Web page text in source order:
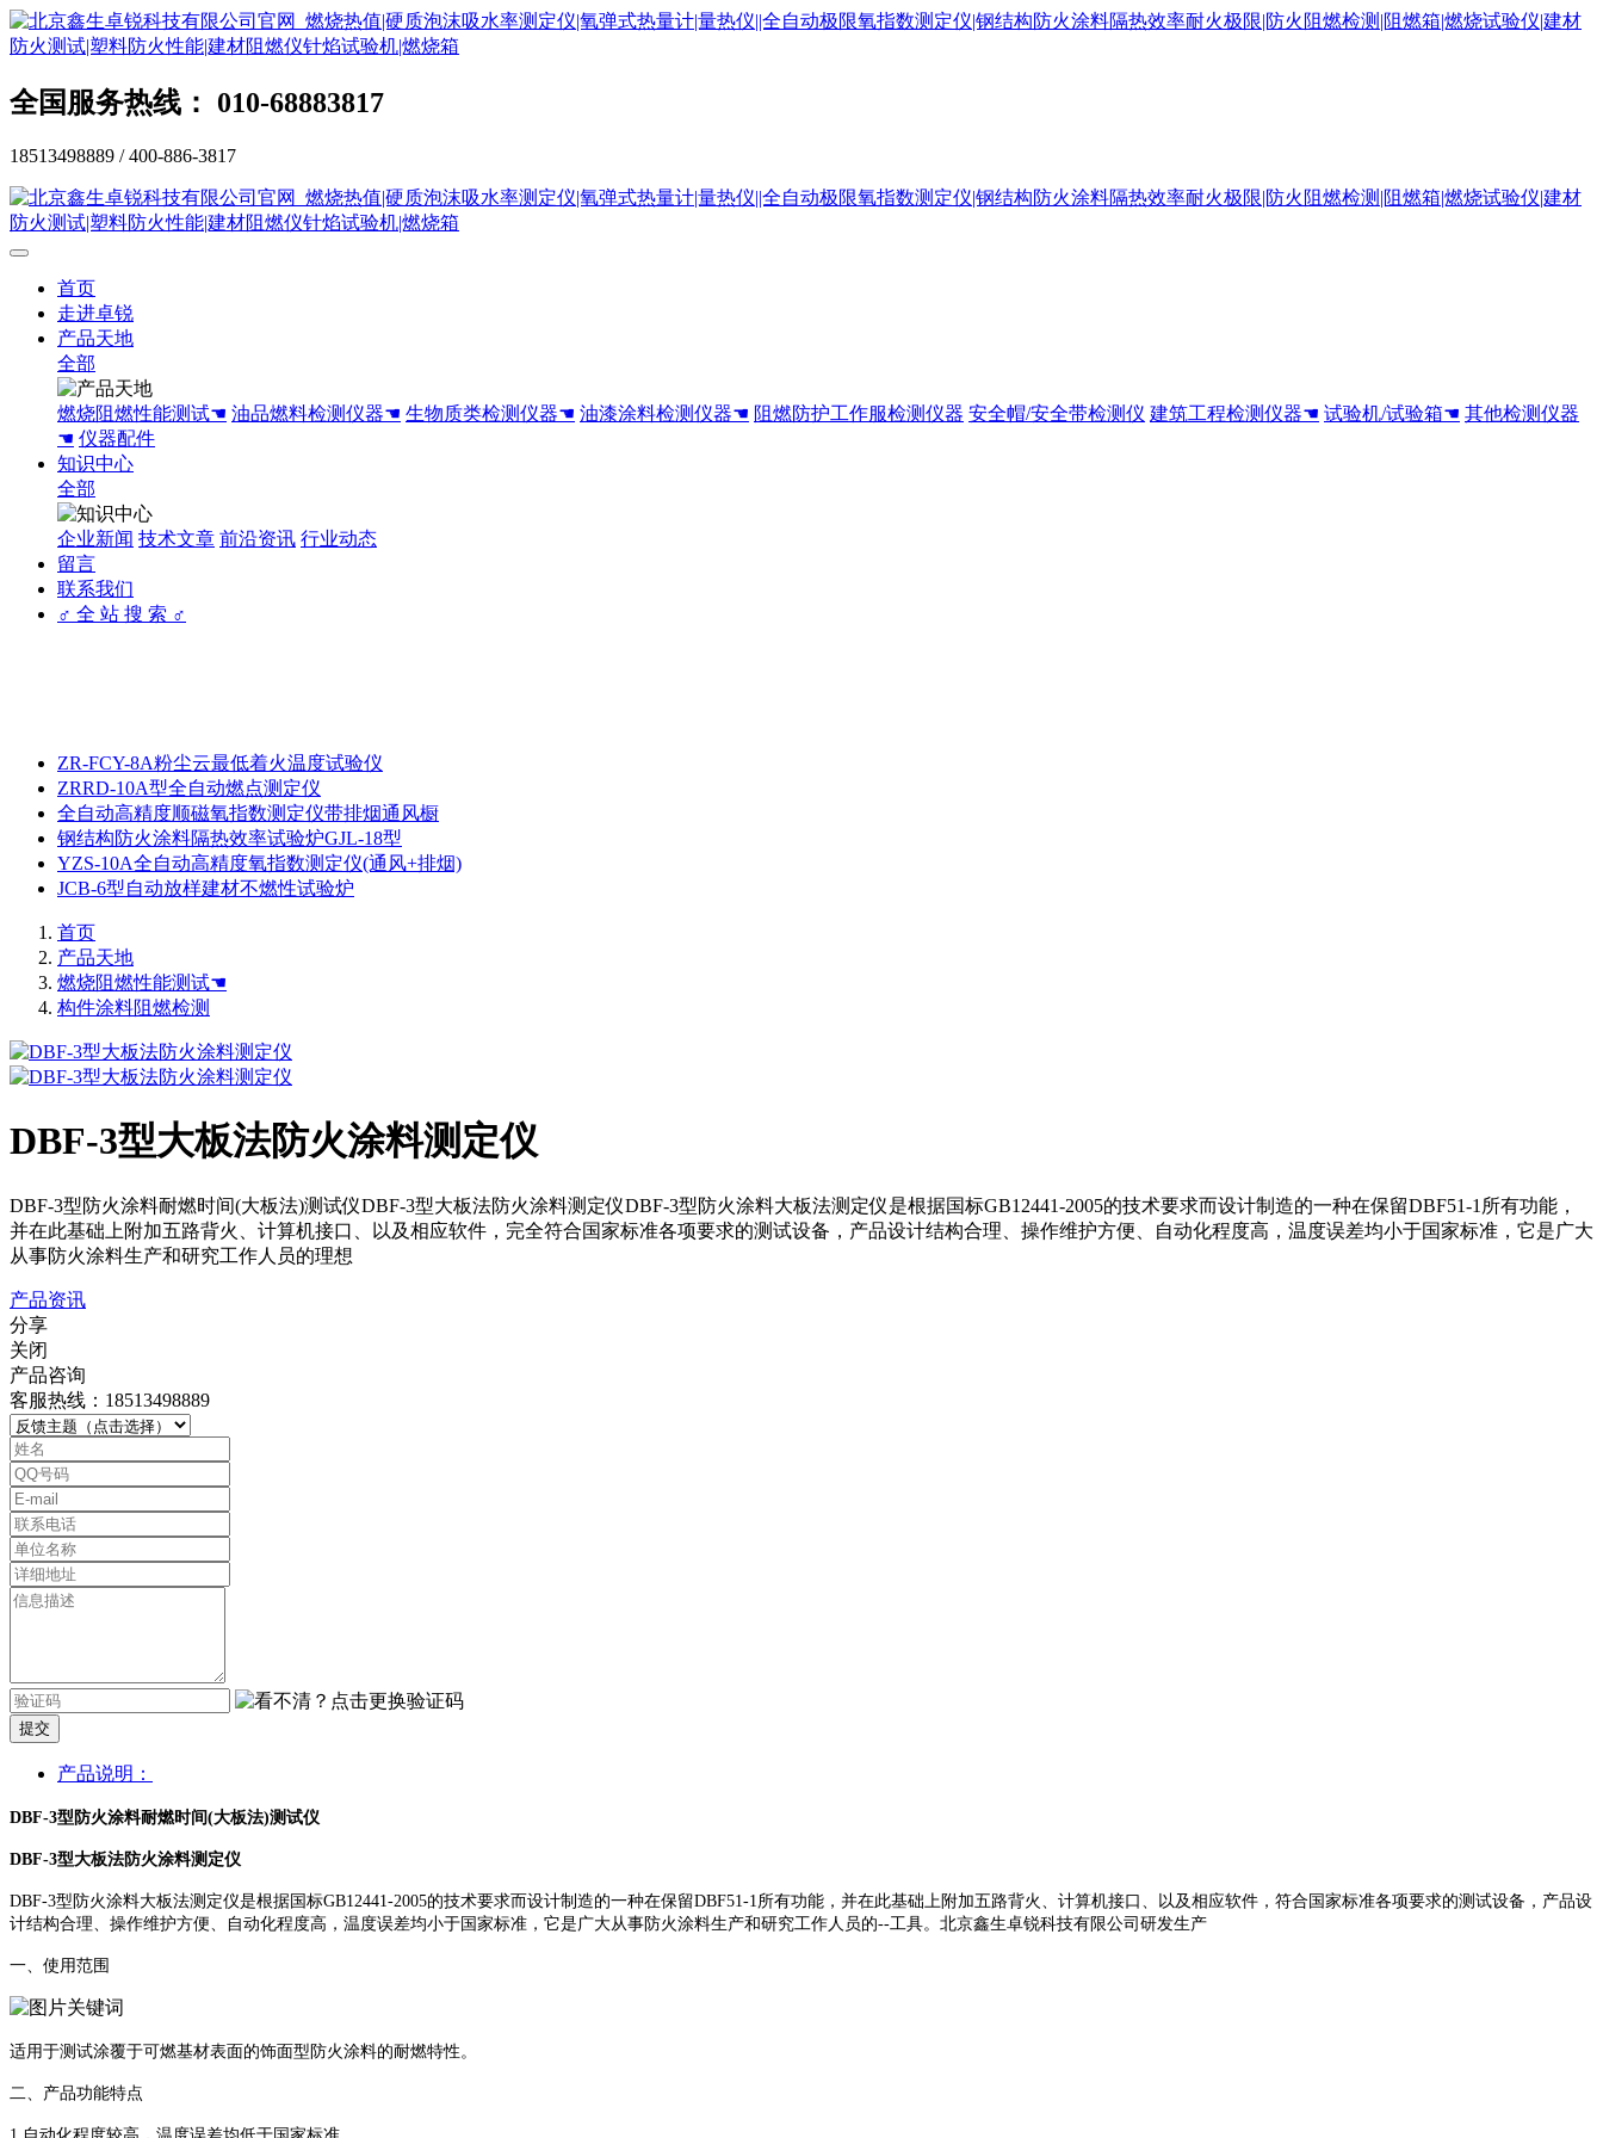
全国服务热线： 010-68883817
18513498889 / 400-886-3817
首页
走进卓锐
产品天地
全部
燃烧阻燃性能测试☚ 油品燃料检测仪器☚ 生物质类检测仪器☚ 油漆涂料检测仪器☚ 阻燃防护工作服检测仪器 安全帽/安全带检测仪 建筑工程检测仪器☚ 试验机/试验箱☚ 其他检测仪器
☚ 仪器配件
知识中心
全部
企业新闻 技术文章 前沿资讯 行业动态
留言
联系我们
♂ 全 站 搜 索 ♂
ZR-FCY-8A粉尘云最低着火温度试验仪
ZRRD-10A型全自动燃点测定仪
全自动高精度顺磁氧指数测定仪带排烟通风橱
钢结构防火涂料隔热效率试验炉GJL-18型
YZS-10A全自动高精度氧指数测定仪(通风+排烟)
JCB-6型自动放样建材不燃性试验炉
首页
产品天地
燃烧阻燃性能测试☚
构件涂料阻燃检测
DBF-3型大板法防火涂料测定仪
DBF-3型防火涂料耐燃时间(大板法)测试仪DBF-3型大板法防火涂料测定仪DBF-3型防火涂料大板法测定仪是根据国标GB12441-2005的技术要求而设计制造的一种在保留DBF51-1所有功能，
并在此基础上附加五路背火、计算机接口、以及相应软件，完全符合国家标准各项要求的测试设备，产品设计结构合理、操作维护方便、自动化程度高，温度误差均小于国家标准，它是广大
从事防火涂料生产和研究工作人员的理想
产品资讯
分享
关闭
产品咨询
客服热线：18513498889
提交
产品说明：
DBF-3型防火涂料耐燃时间(大板法)测试仪
DBF-3型大板法防火涂料测定仪
DBF-3型防火涂料大板法测定仪是根据国标GB12441-2005的技术要求而设计制造的一种在保留DBF51-1所有功能，并在此基础上附加五路背火、计算机接口、以及相应软件，符合国家标准各项要求的测试设备，产品设
计结构合理、操作维护方便、自动化程度高，温度误差均小于国家标准，它是广大从事防火涂料生产和研究工作人员的--工具。北京鑫生卓锐科技有限公司研发生产
一、使用范围
适用于测试涂覆于可燃基材表面的饰面型防火涂料的耐燃特性。
二、产品功能特点